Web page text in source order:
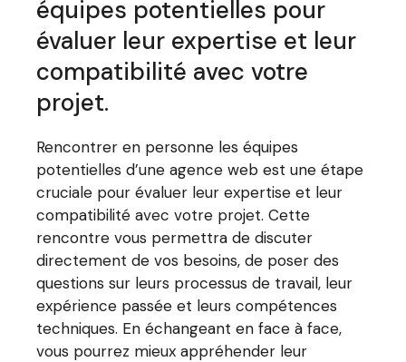
équipes potentielles pour
évaluer leur expertise et leur
compatibilité avec votre
projet.
Rencontrer en personne les équipes
potentielles d’une agence web est une étape
cruciale pour évaluer leur expertise et leur
compatibilité avec votre projet. Cette
rencontre vous permettra de discuter
directement de vos besoins, de poser des
questions sur leurs processus de travail, leur
expérience passée et leurs compétences
techniques. En échangeant en face à face,
vous pourrez mieux appréhender leur